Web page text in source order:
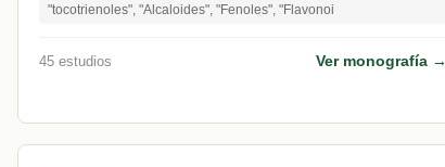
"tocotrienoles", "Alcaloides", "Fenoles", "Flavonoi
45 estudios Ver monografía →